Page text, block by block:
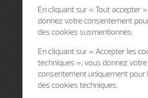
En cliquant sur « Tout accepter
donnez votre consentement
des cookies susmentionnés.
En cliquant sur « Accepter les
techniques », vous donnez votre
consentement uniquement pour
des cookies techniques.